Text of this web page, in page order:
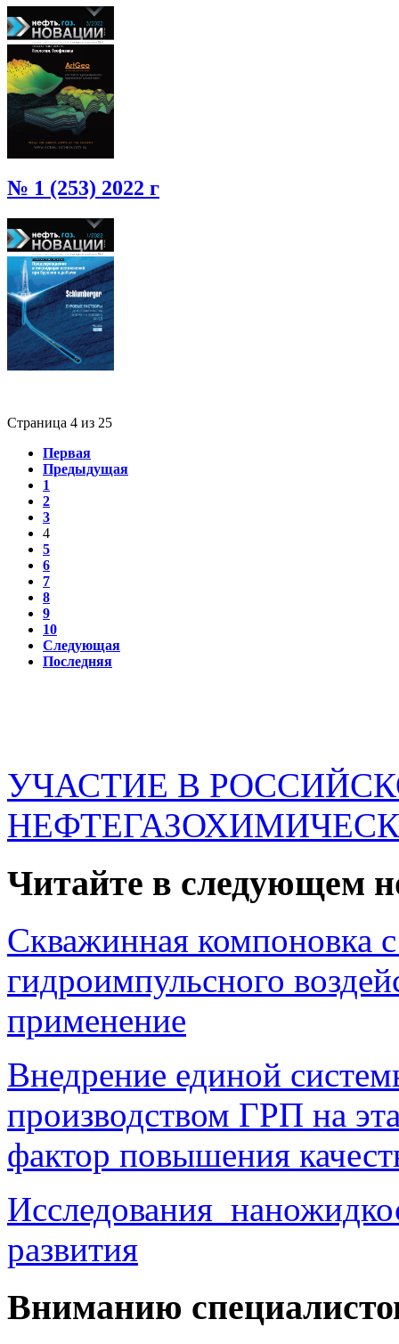
№ 1 (253) 2022 г
Страница 4 из 25
Первая
Предыдущая
1
2
3
4
5
6
7
8
9
10
Следующая
Последняя
УЧАСТИЕ В
Читайте в следующем
Скважинная компоновка
гидроимпульсного
применение
Внедрение единой
производством ГРП на
фактор повышения
Исследования
развития
Вниманию